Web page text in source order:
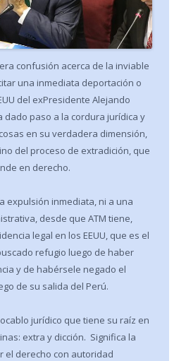
confusión acerca de la inviable
una inmediata deportación o
del exPresidente Alejando
dado paso a la cordura jurídica y
en su verdadera dimensión,
del proceso de extradición, que
en derecho.
expulsión inmediata, ni a una
desde que ATM tiene,
legal en los EEUU, que es el
refugio luego de haber
y de habérsele negado el
de su salida del Perú.
jurídico que tiene su raíz en
extra y dicción. Significa la
el derecho con autoridad